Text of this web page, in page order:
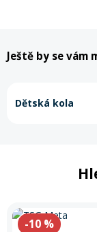
Ještě by se vám
Dětská kola
-10 %